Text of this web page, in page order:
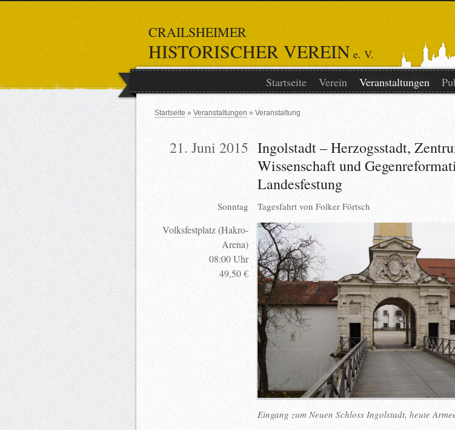
CRAILSHEIMER
HISTORISCHER VEREINe. V.
Startseite
Verein Veranstaltungen
Startseite Veranstaltungen Veranstaltung
21. Juni 2015 Ingolstadt – Herzogsstadt,
Wissenschaft und
Landesfestung
Sonntag Tagesfahrt von Folker Förtsch
Volksfestplatz (Hakro-
Arena)
08:00 Uhr
49,50 €
Eingang zum Neuen Schloss Ingolstadt, heute